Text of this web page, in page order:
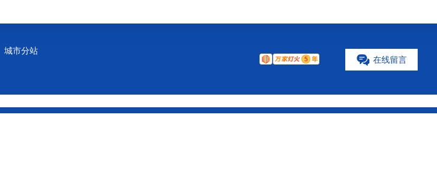
城市分站
城市分站
在线留言